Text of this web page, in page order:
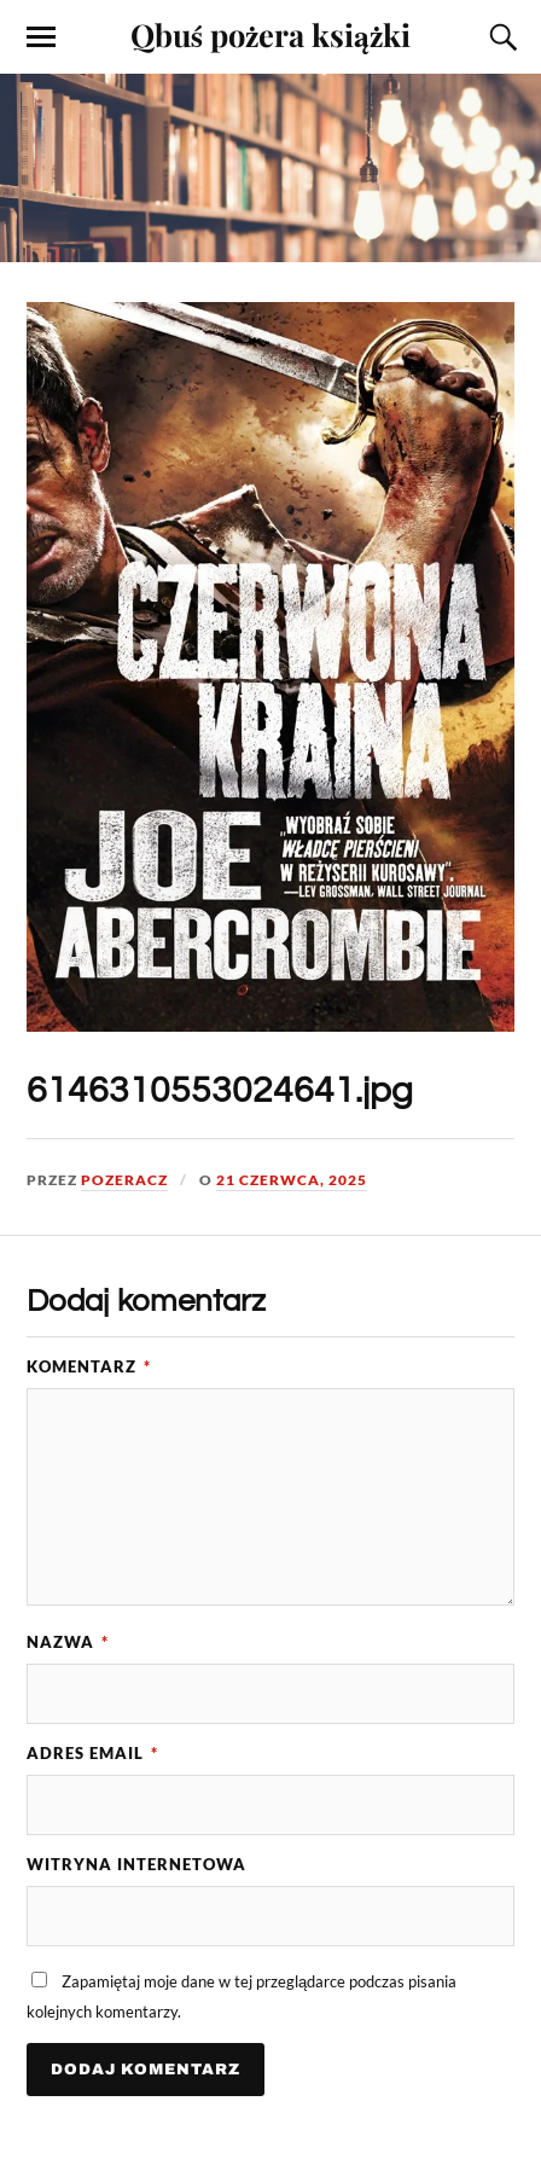
Qbuś pożera książki
6146310553024641.jpg
PRZEZPOZERACZ O21 CZERWCA, 2025
Dodaj komentarz
KOMENTARZ *
NAZWA *
ADRES EMAIL *
WITRYNA INTERNETOWA
Zapamiętaj moje dane w tej przeglądarce podczas pisania
kolejnych komentarzy.